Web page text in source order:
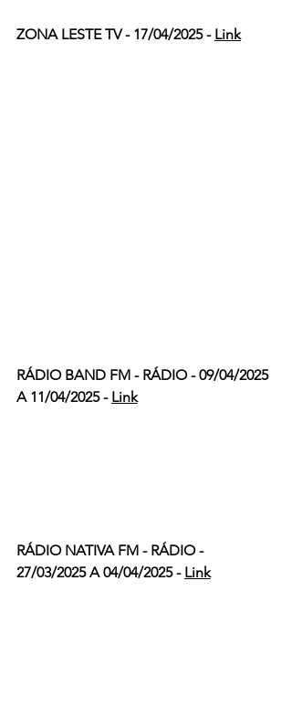
ZONA LESTE TV - 17/04/2025 - Link
RÁDIO BAND FM - RÁDIO - 09/04/2025
A 11/04/2025 - Link
RÁDIO NATIVA FM - RÁDIO -
27/03/2025 A 04/04/2025 - Link